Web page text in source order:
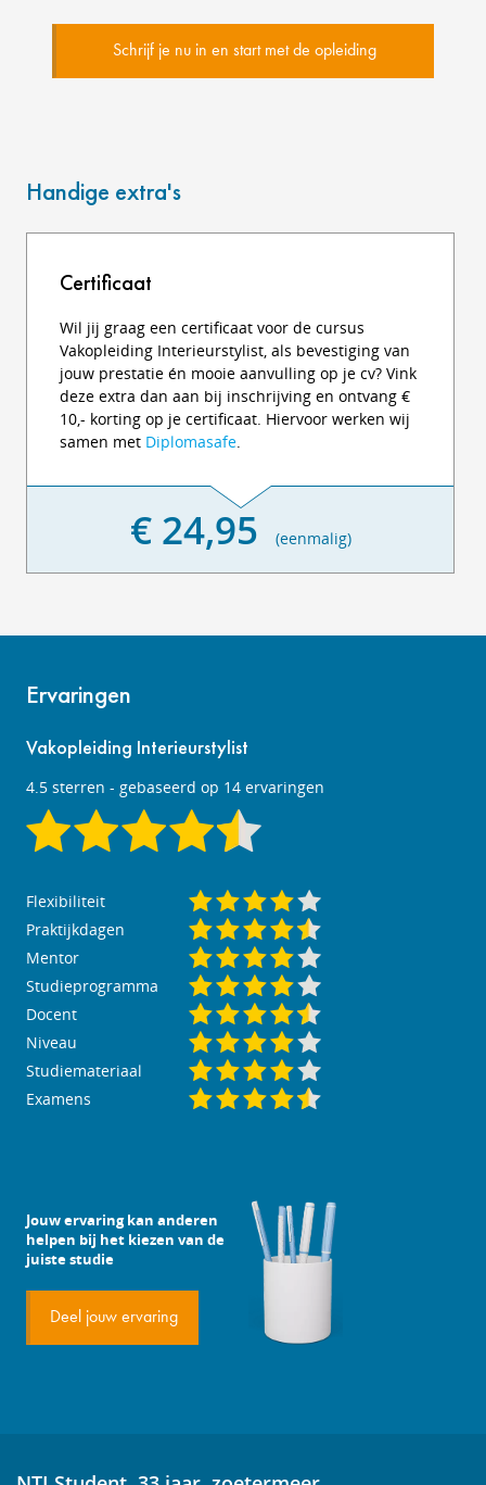
Schrijf je nu in en start met de opleiding
Handige extra's
Certificaat
Wil jij graag een certificaat voor de cursus
Vakopleiding Interieurstylist, als bevestiging van
jouw prestatie én mooie aanvulling op je cv? Vink
deze extra dan aan bij inschrijving en ontvang €
10,- korting op je certificaat. Hiervoor werken wij
samen met Diplomasafe.
€ 24,95 (eenmalig)
Ervaringen
Vakopleiding Interieurstylist
4.5 sterren - gebaseerd op 14 ervaringen
Flexibiliteit
Praktijkdagen
Mentor
Studieprogramma
Docent
Niveau
Studiemateriaal
Examens
Jouw ervaring kan anderen
helpen bij het kiezen van de
juiste studie
Deel jouw ervaring